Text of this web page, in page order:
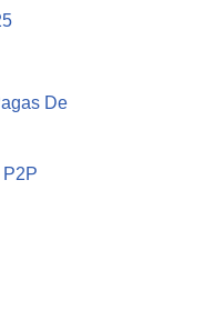
De